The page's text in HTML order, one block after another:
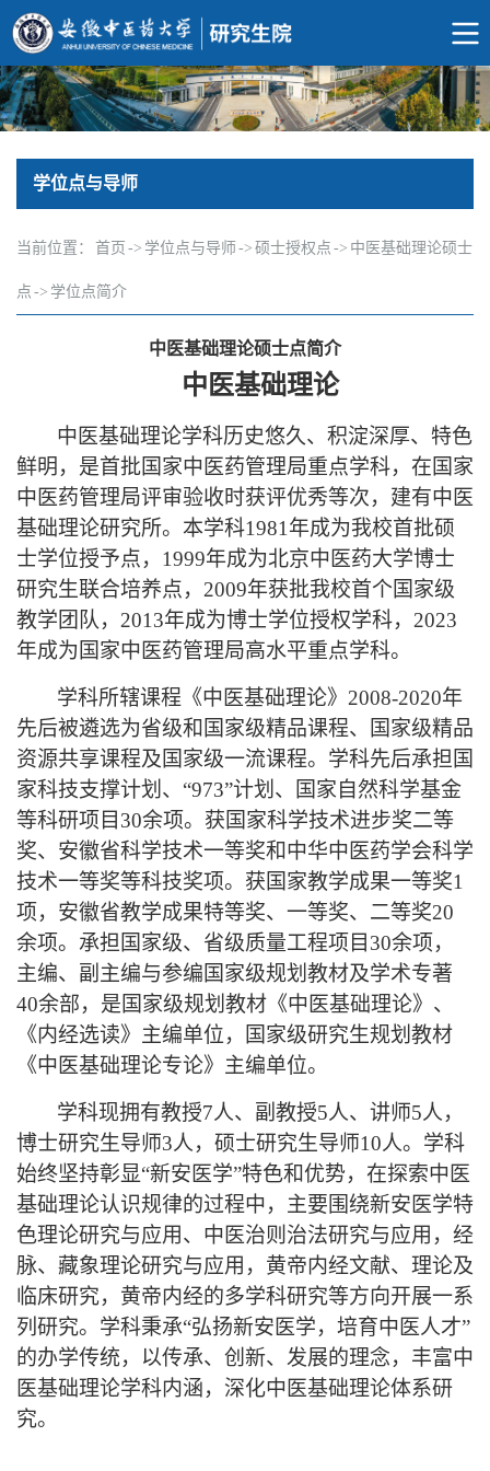
学位点与导师
当前位置： 首页 -> 学位点与导师-> 硕士授权点 -> 中医基础理论硕士
点 -> 学位点简介
中医基础理论硕士点简介
中医基础理论
中医基础理论学科历史悠久、积淀深厚、特色
鲜明，是首批国家中医药管理局重点学科，在国家
中医药管理局评审验收时获评优秀等次，建有中医
基础理论研究所。本学科1981 年成为我校首批硕
士学位授予点， 1999年成为北京中医药大学博士
研究生联合培养点， 2009年获批我校首个国家级
教学团队， 2013年成为博士学位授权学科， 2023
年成为国家中医药管理局高水平重点学科。
学科所辖课程《中医基础理论》 2008-2020年
先后被遴选为省级和国家级精品课程、国家级精品
资源共享课程及国家级一流课程。学科先后承担国
家科技支撑计划、“973”计划、国家自然科学基金
等科研项目 30余项。获国家科学技术进步奖二等
奖、安徽省科学技术一等奖和中华中医药学会科学
技术一等奖等科技奖项。获国家教学成果一等奖1
项，安徽省教学成果特等奖、一等奖、二等奖20
余项。承担国家级、省级质量工程项目 30余项，
主编、副主编与参编国家级规划教材及学术专著
40余部，是国家级规划教材《中医基础理论》、
《内经选读》主编单位，国家级研究生规划教材
《中医基础理论专论》主编单位。
学科现拥有教授7人、副教授5人、讲师5人，
博士研究生导师3人，硕士研究生导师10人。 学科
始终坚持彰显“新安医学”特色和优势，在探索中医
基础理论认识规律的过程中，主要围绕新安医学特
色理论研究与应用、中医治则治法研究与应用，经
脉、藏象理论研究与应用，黄帝内经文献、理论及
临床研究，黄帝内经的多学科研究等方向开展一系
列研究。学科秉承“弘扬新安医学，培育中医人才”
的办学传统，以传承、创新、发展的理念，丰富中
医基础理论学科内涵，深化中医基础理论体系研
究。